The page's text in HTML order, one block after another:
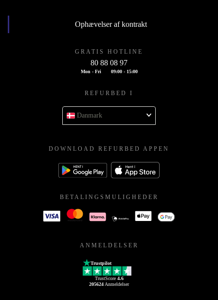
Ophævelser af kontrakt
GRATIS HOTLINE
80 88 08 97
Mon - Fri 09:00 - 15:00
REFURBED I
Danmark
DOWNLOAD REFURBED APPEN
BETALINGSMULIGHEDER
ANMELDELSER
Trustpilot
TrustScore 4.6
205624 Anmeldelser